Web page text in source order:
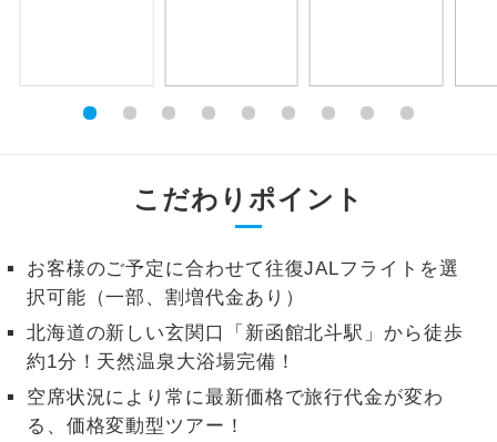
こだわりポイント
お客様のご予定に合わせて往復JALフライトを選
択可能（一部、割増代金あり）
北海道の新しい玄関口「新函館北斗駅」から徒歩
約1分！天然温泉大浴場完備！
空席状況により常に最新価格で旅行代金が変わ
る、価格変動型ツアー！
く）
トラベルイヤ
周りの音を気にせず、ガイドさんの説明
1名様催行
1名様から出発可能な個人型プランで
す。
2名様催行
2名様から出発可能な個人型プランで
おひとり様参
おひとり様限定でご参加いただけるコー